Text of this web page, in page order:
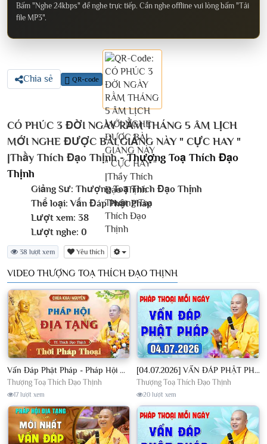
Bấm "Nghe 24kbps" để nghe trực tiếp. Cần nghe offline vui lòng bấm "Tải
file MP3".
Chia sẻ QR-code
CÓ PHÚC 3 ĐỜI NGÀY RẰM THÁNG 5 ÂM LỊCH
MỚI NGHE ĐƯỢC BÀI GIẢNG NÀY " CỰC HAY "
|Thầy Thích Đạo Thịnh -Thượng Toạ Thích Đạo
Thịnh
Giảng Sư: Thượng Toạ Thích Đạo Thịnh
Thể loại: Vấn Đáp Phật Pháp
Lượt xem: 38
Lượt nghe: 0
38 lượt xem Yêu thích
VIDEO THƯỢNG TOẠ THÍCH ĐẠO THỊNH
Vấn Đáp Phật Pháp - Pháp Hội Địa Tạng Ngày 01/08/2026│TT. Thích Đạo Thịnh
Thượng Toạ Thích Đạo Thịnh
17 lượt xem
[04.07.2026] VẤN ĐÁP PHẬT PHÁP - Nghe Thầy giảng Pháp mỗi ngày CÔNG ĐỨC VÔ LƯỢNG│TT. Thích Đạo Thịnh
Thượng Toạ Thích Đạo Thịnh
20 lượt xem